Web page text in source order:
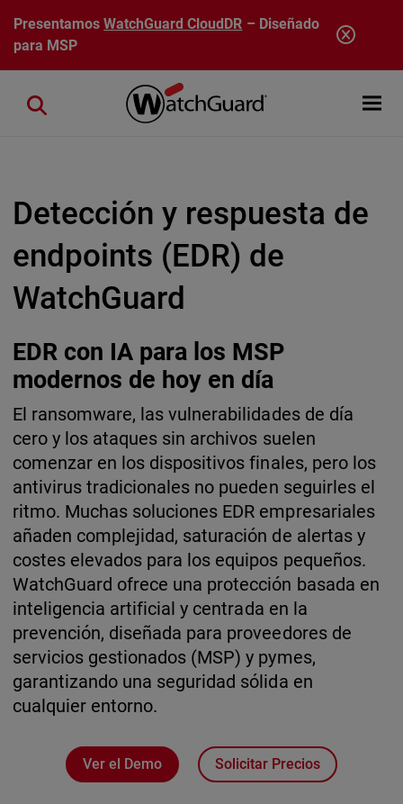
Pasar al contenido principal
PresentamosWatchGuard CloudDR – Diseñado
para MSP
Open
Close search
Detección y respuesta de
endpoints (EDR) de
WatchGuard
EDR con IA para los MSP
modernos de hoy en día
El ransomware, las vulnerabilidades de día
cero y los ataques sin archivos suelen
comenzar en los dispositivos finales, pero los
antivirus tradicionales no pueden seguirles el
ritmo. Muchas soluciones EDR empresariales
añaden complejidad, saturación de alertas y
costes elevados para los equipos pequeños.
WatchGuard ofrece una protección basada en
inteligencia artificial y centrada en la
prevención, diseñada para proveedores de
servicios gestionados (MSP) y pymes,
garantizando una seguridad sólida en
cualquier entorno.
Ver el Demo Solicitar Precios